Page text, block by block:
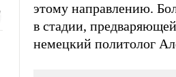
этому направлению.
в стадии,
немецкий политолог